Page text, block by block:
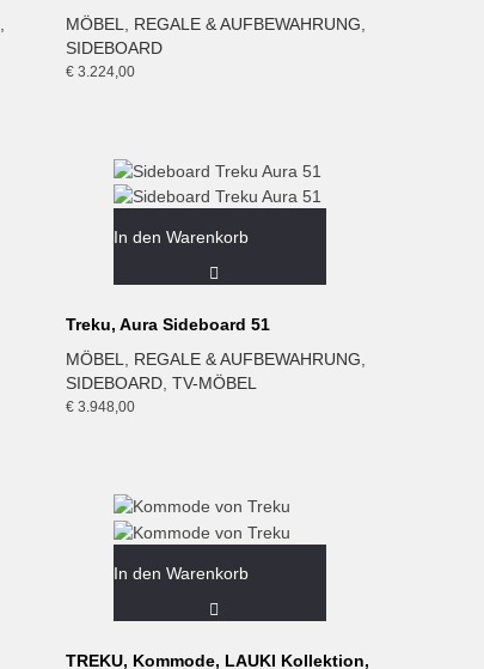
MÖBEL
REGALE & AUFBEWAHRUNG
SIDEBOARD
€ 3.224,00
In den Warenkorb
Treku, Aura Sideboard 51
MÖBEL
REGALE & AUFBEWAHRUNG
SIDEBOARD ,TV-MÖBEL
€ 3.948,00
In den Warenkorb
TREKU, Kommode, LAUKI Kollektion,